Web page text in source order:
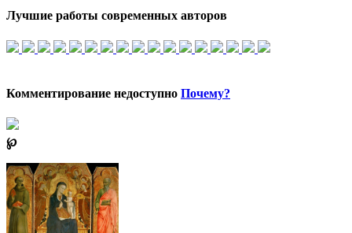
Лучшие работы современных авторов
Комментирование недоступно Почему?
℘